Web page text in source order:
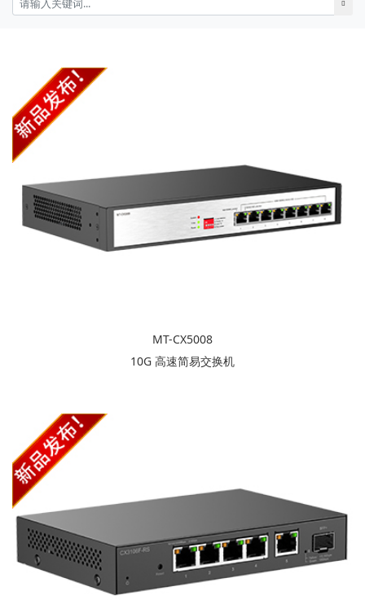
MT-CX5008
10G 高速简易交换机